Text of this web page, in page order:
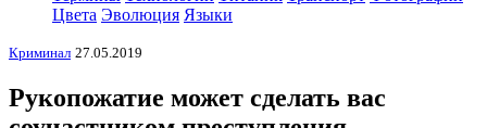
Цвета Эволюция Языки
Криминал 27.05.2019
Рукопожатие может сделать вас